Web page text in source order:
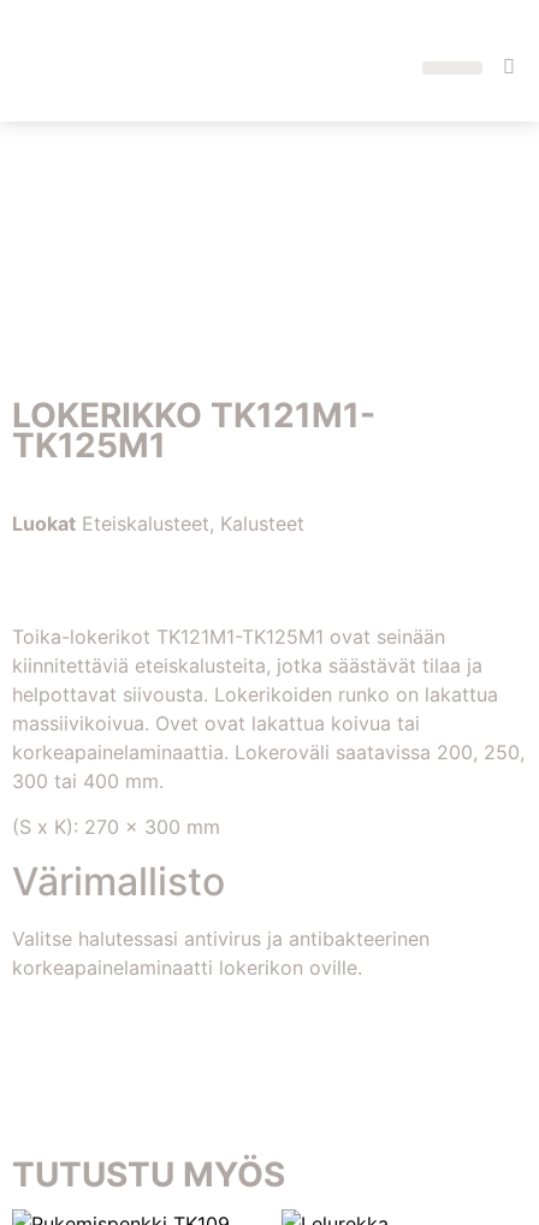
LOKERIKKO TK121M1-
TK125M1
Luokat Eteiskalusteet, Kalusteet
Toika-lokerikot TK121M1-TK125M1 ovat seinään
kiinnitettäviä eteiskalusteita, jotka säästävät tilaa ja
helpottavat siivousta. Lokerikoiden runko on lakattua
massiivikoivua. Ovet ovat lakattua koivua tai
korkeapainelaminaattia. Lokeroväli saatavissa 200, 250,
300 tai 400 mm.
(S x K): 270 x 300 mm
Värimallisto
Valitse halutessasi antivirus ja antibakteerinen
korkeapainelaminaatti lokerikon oville.
TUTUSTU MYÖS